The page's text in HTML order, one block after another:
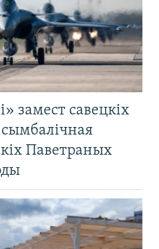
замест савецкіх
Паветраных